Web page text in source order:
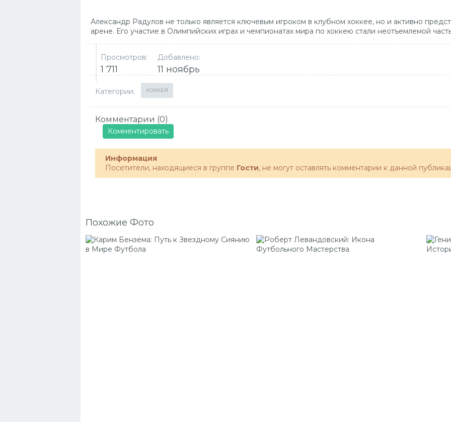
Александр Радулов не только является ключевым игроком в клубном хоккее, но и активно
арене. Его участие в Олимпийских играх и чемпионатах мира по хоккею стали неотъемлемой
Просмотров:
1 711
Добавлено:
11 ноябрь
Категории: ХОККЕЙ
Комментарии (0)
Комментировать
Информация
Посетители, находящиеся в группе Гости, не могут оставлять комментарии к данной
Похожие Фото